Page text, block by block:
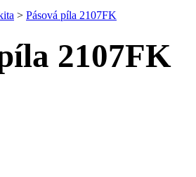
> Pásová píla 2107FK
2107FK